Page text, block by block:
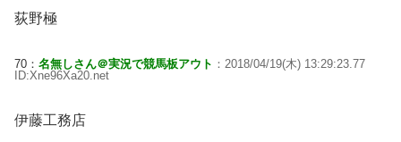
荻野極
70： 名無しさん＠実況で競馬板アウト ：2018/04/19(木) 13:29:23.77
ID:Xne96Xa20.net
伊藤工務店